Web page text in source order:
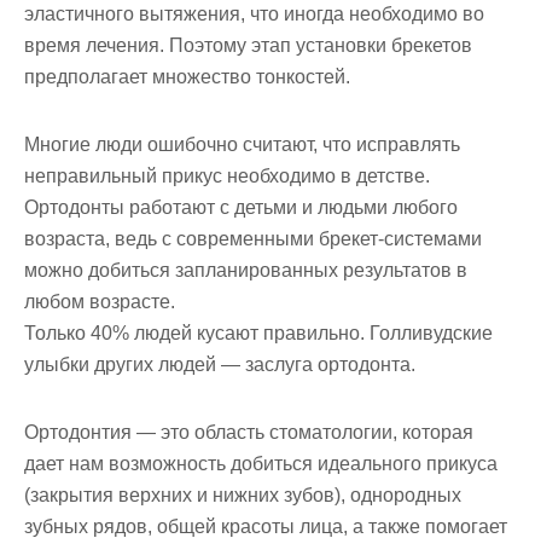
эластичного вытяжения, что иногда необходимо во
время лечения. Поэтому этап установки брекетов
предполагает множество тонкостей.
Многие люди ошибочно считают, что исправлять
неправильный прикус необходимо в детстве.
Ортодонты работают с детьми и людьми любого
возраста, ведь с современными брекет-системами
можно добиться запланированных результатов в
любом возрасте.
Только 40% людей кусают правильно. Голливудские
улыбки других людей — заслуга ортодонта.
Ортодонтия — это область стоматологии, которая
дает нам возможность добиться идеального прикуса
(закрытия верхних и нижних зубов), однородных
зубных рядов, общей красоты лица, а также помогает